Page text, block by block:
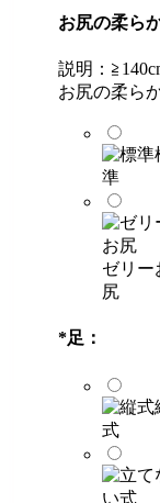
お尻の柔ら
説明：
お尻の柔ら
準
ゼリー
尻
*足：
式